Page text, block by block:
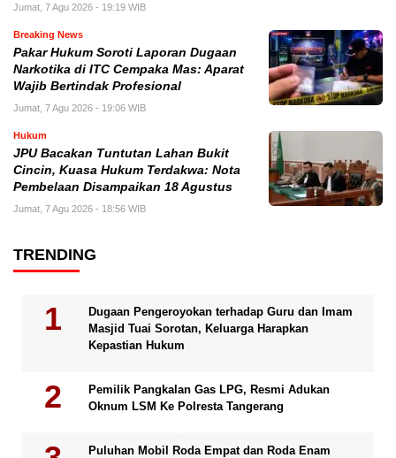
Jumat, 7 Agu 2026 - 19:19 WIB
Breaking News
Pakar Hukum Soroti Laporan Dugaan
Narkotika di ITC Cempaka Mas: Aparat
Wajib Bertindak Profesional
Jumat, 7 Agu 2026 - 19:06 WIB
Hukum
JPU Bacakan Tuntutan Lahan Bukit
Cincin, Kuasa Hukum Terdakwa: Nota
Pembelaan Disampaikan 18 Agustus
Jumat, 7 Agu 2026 - 18:56 WIB
TRENDING
Dugaan Pengeroyokan terhadap Guru dan Imam
Masjid Tuai Sorotan, Keluarga Harapkan
Kepastian Hukum
Pemilik Pangkalan Gas LPG, Resmi Adukan
Oknum LSM Ke Polresta Tangerang
Puluhan Mobil Roda Empat dan Roda Enam